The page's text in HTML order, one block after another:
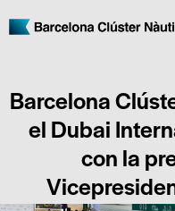
Barcelona
el Dubai
con la